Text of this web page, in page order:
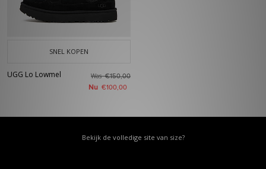
SNEL KOPEN
UGG Lo Lowmel Was€150,00
Nu €100,00
Bekijk de volledige site van size?